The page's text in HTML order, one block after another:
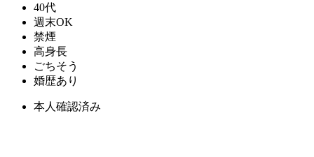
40代
週末OK
禁煙
高身長
ごちそう
婚歴あり
本人確認済み